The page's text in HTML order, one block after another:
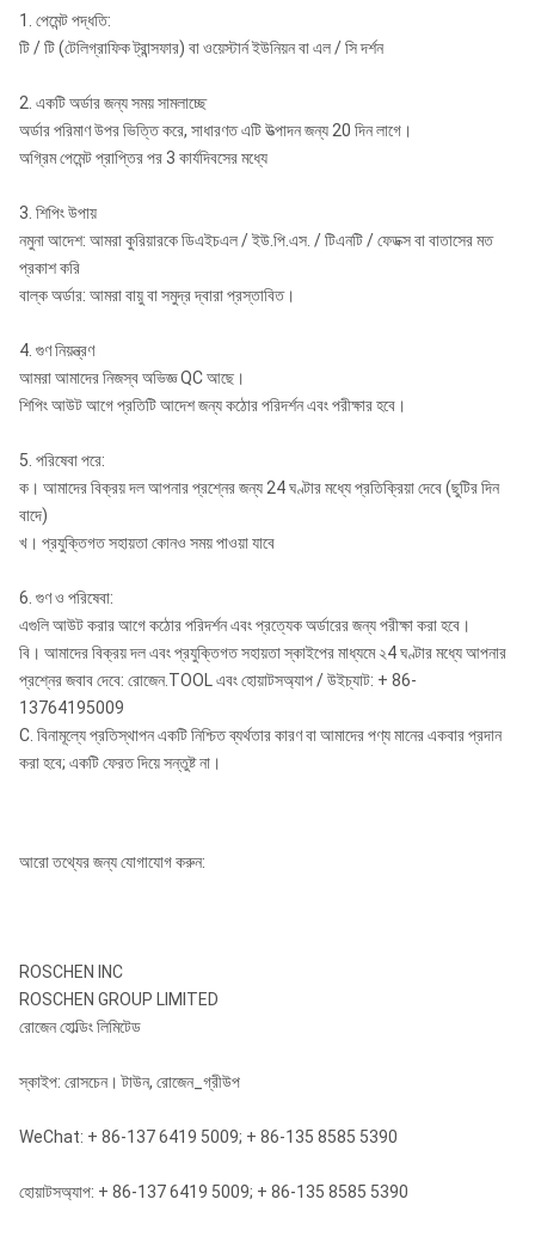
1. পেমেন্ট পদ্ধতি:
টি / টি (টেলিগ্রাফিক ট্রান্সফার) বা ওয়েস্টার্ন ইউনিয়ন বা এল / সি দর্শন
2. একটি অর্ডার জন্য সময় সামলাচ্ছে
অর্ডার পরিমাণ উপর ভিত্তি করে, সাধারণত এটি উত্পাদন জন্য 20 দিন লাগে।
অগ্রিম পেমেন্ট প্রাপ্তির পর 3 কার্যদিবসের মধ্যে
3. শিপিং উপায়
নমুনা আদেশ: আমরা কুরিয়ারকে ডিএইচএল / ইউ.পি.এস. / টিএনটি / ফেডক্স বা বাতাসের মত
প্রকাশ করি
বাল্ক অর্ডার: আমরা বায়ু বা সমুদ্র দ্বারা প্রস্তাবিত।
4. গুণ নিয়ন্ত্রণ
আমরা আমাদের নিজস্ব অভিজ্ঞ QC আছে।
শিপিং আউট আগে প্রতিটি আদেশ জন্য কঠোর পরিদর্শন এবং পরীক্ষার হবে।
5. পরিষেবা পরে:
ক। আমাদের বিক্রয় দল আপনার প্রশ্নের জন্য 24 ঘণ্টার মধ্যে প্রতিক্রিয়া দেবে (ছুটির দিন
বাদে)
খ। প্রযুক্তিগত সহায়তা কোনও সময় পাওয়া যাবে
6. গুণ ও পরিষেবা:
এগুলি আউট করার আগে কঠোর পরিদর্শন এবং প্রত্যেক অর্ডারের জন্য পরীক্ষা করা হবে।
বি। আমাদের বিক্রয় দল এবং প্রযুক্তিগত সহায়তা স্কাইপের মাধ্যমে ২4 ঘণ্টার মধ্যে আপনার
প্রশ্নের জবাব দেবে: রোজেন.TOOL এবং হোয়াটসঅ্যাপ / উইচ্যাট: + 86-
13764195009
C. বিনামূল্যে প্রতিস্থাপন একটি নিশ্চিত ব্যর্থতার কারণ বা আমাদের পণ্য মানের একবার প্রদান
করা হবে; একটি ফেরত দিয়ে সন্তুষ্ট না।
আরো তথ্যের জন্য যোগাযোগ করুন:
ROSCHEN INC
ROSCHEN GROUP LIMITED
রোজেন হোল্ডিং লিমিটেড
স্কাইপ: রোসচেন। টাউন, রোজেন_গ্রীউপ
WeChat: + 86-137 6419 5009; + 86-135 8585 5390
হোয়াটসঅ্যাপ: + 86-137 6419 5009; + 86-135 8585 5390